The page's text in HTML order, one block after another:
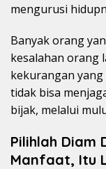
mengurusi
Banyak orang
kesalahan orang
kekurangan
tidak bisa
bijak, melalui
Pilihlah Diam
Manfaat, Itu